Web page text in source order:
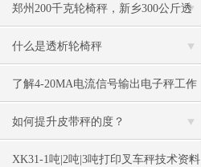
资料
郑州200千克轮椅秤，新乡300公斤透
析轮椅称技术参数
什么是透析轮椅秤
了解4-20MA电流信号输出电子秤工作
原理
如何提升皮带秤的度？
XK31-1吨|2吨|3吨打印叉车秤技术资料